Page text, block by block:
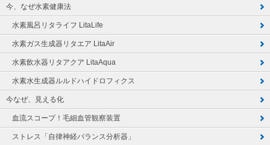
今、なぜ水素健康法
水素風呂リタライフ LitaLife
水素ガス生成器リタエア LitaAir
水素飲水器リタアクア LitaAqua
水素水生成器ルルドハイドロフィクス
今なぜ、見える化
血流スコープ！毛細血管観察装置
ストレス「自律神経バランス分析器」